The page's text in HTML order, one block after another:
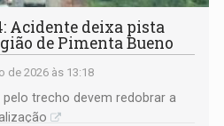
Acidente deixa pista
de Pimenta Bueno
de 2026 às 13:18
trecho devem redobrar a